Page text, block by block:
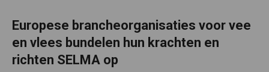
Europese brancheorganisaties voor vee
en vlees bundelen hun krachten en
richten SELMA op